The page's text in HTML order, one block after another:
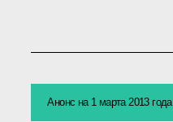
Анонс на 1 марта 2013 года